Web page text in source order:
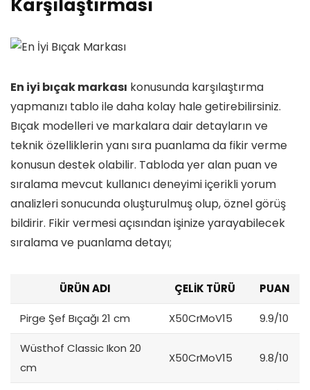
Karşılaştırması
En iyi bıçak markası konusunda karşılaştırma
yapmanızı tablo ile daha kolay hale getirebilirsiniz.
Bıçak modelleri ve markalara dair detayların ve
teknik özelliklerin yanı sıra puanlama da fikir verme
konusun destek olabilir. Tabloda yer alan puan ve
sıralama mevcut kullanıcı deneyimi içerikli yorum
analizleri sonucunda oluşturulmuş olup, öznel görüş
bildirir. Fikir vermesi açısından işinize yarayabilecek
sıralama ve puanlama detayı;
ÜRÜN ADI ÇELİK TÜRÜ PUAN
Pirge Şef Bıçağı 21 cm X50CrMoV15 9.9/10
Wüsthof Classic Ikon 20
cm
X50CrMoV15 9.8/10